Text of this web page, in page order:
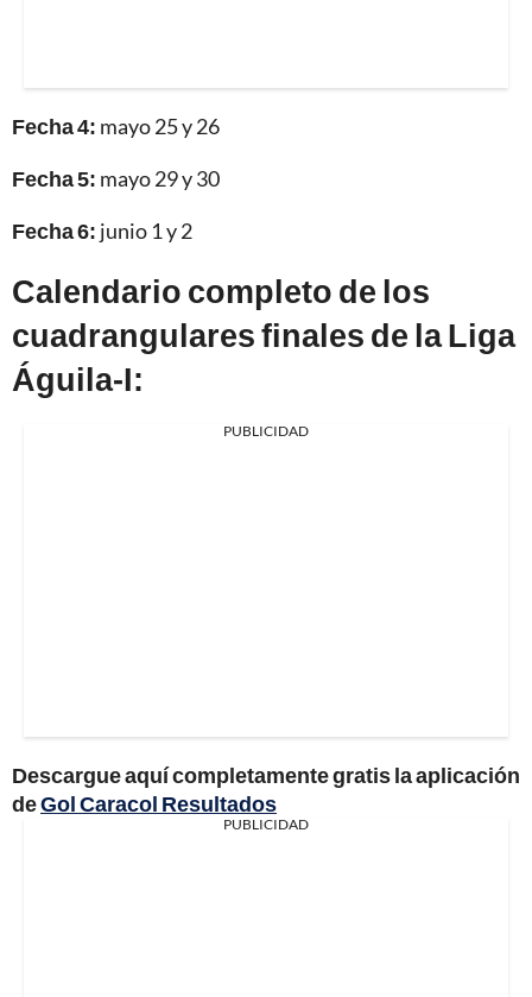
Fecha 4: mayo 25 y 26
Fecha 5: mayo 29 y 30
Fecha 6: junio 1 y 2
Calendario completo de los
cuadrangulares finales de la Liga
Águila-I:
PUBLICIDAD
Descargue aquí completamente gratis la aplicación
deGol Caracol Resultados
PUBLICIDAD